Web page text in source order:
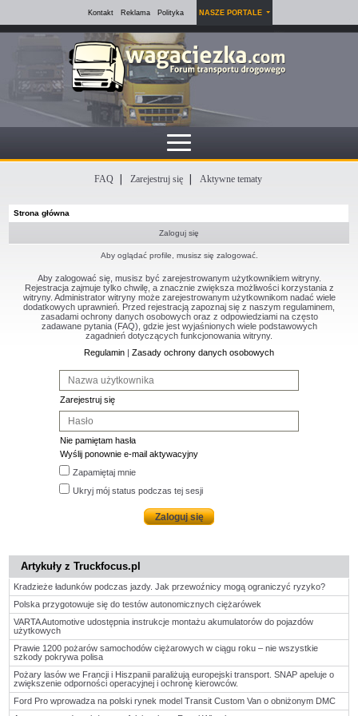
Kontakt Reklama Polityka NASZE PORTALE
FAQ Zarejestruj się Aktywne tematy
Strona główna
Zaloguj się
Aby oglądać profile, musisz się zalogować.
Aby zalogować się, musisz być zarejestrowanym użytkownikiem witryny.
Rejestracja zajmuje tylko chwilę, a znacznie zwiększa możliwości korzystania z
witryny. Administrator witryny może zarejestrowanym użytkownikom nadać wiele
dodatkowych uprawnień. Przed rejestracją zapoznaj się z naszym regulaminem,
zasadami ochrony danych osobowych oraz z odpowiedziami na często
zadawane pytania (FAQ), gdzie jest wyjaśnionych wiele podstawowych
zagadnień dotyczących funkcjonowania witryny.
Regulamin | Zasady ochrony danych osobowych
Zarejestruj się
Nie pamiętam hasła
Wyślij ponownie e-mail aktywacyjny
Zapamiętaj mnie
Ukryj mój status podczas tej sesji